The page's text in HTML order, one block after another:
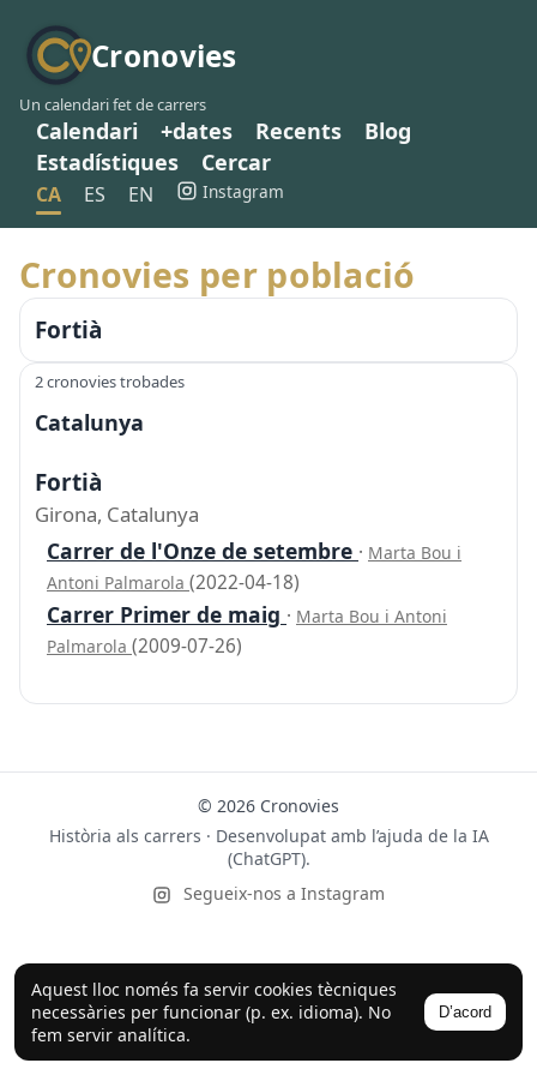
Cronovies
Un calendari fet de carrers
Calendari +dates Recents
Blog
Estadístiques
Cercar
CA ES EN Instagram
Aquest lloc només fa servir cookies tècniques
necessàries per funcionar (p. ex. idioma). No
fem servir analítica.
D’acord
Cronovies per població
Fortià
2 cronovies trobades
Catalunya
Fortià
Girona, Catalunya
Carrer de l'Onze de setembre · Marta Bou i
Antoni Palmarola (2022-04-18)
Carrer Primer de maig · Marta Bou i Antoni
Palmarola (2009-07-26)
© 2026 Cronovies
Història als carrers · Desenvolupat amb l’ajuda de la IA
(ChatGPT).
Segueix-nos a Instagram